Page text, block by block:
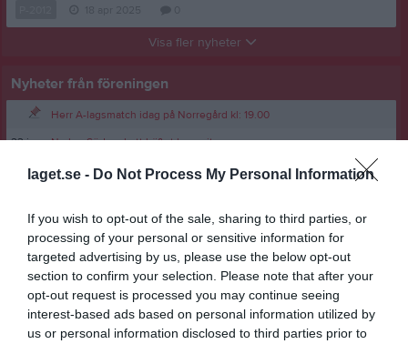
laget.se - Do Not Process My Personal Information
If you wish to opt-out of the sale, sharing to third parties, or
processing of your personal or sensitive information for
targeted advertising by us, please use the below opt-out
section to confirm your selection. Please note that after your
opt-out request is processed you may continue seeing
interest-based ads based on personal information utilized by
us or personal information disclosed to third parties prior to
Visa fler nyheter
Nyheter från föreningen
Herr A-lagsmatch idag på Norregård kl: 19.00
23 jun
Nu har Södrarabatt häftet kommit
14 jun
Nu börjar fotbollsskolan på Norregårds IP